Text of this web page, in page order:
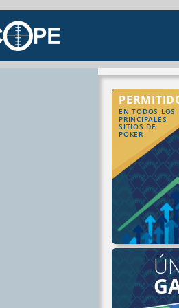
EN TODOS LOS
PRINCIPALES
SITIOS DE
POKER